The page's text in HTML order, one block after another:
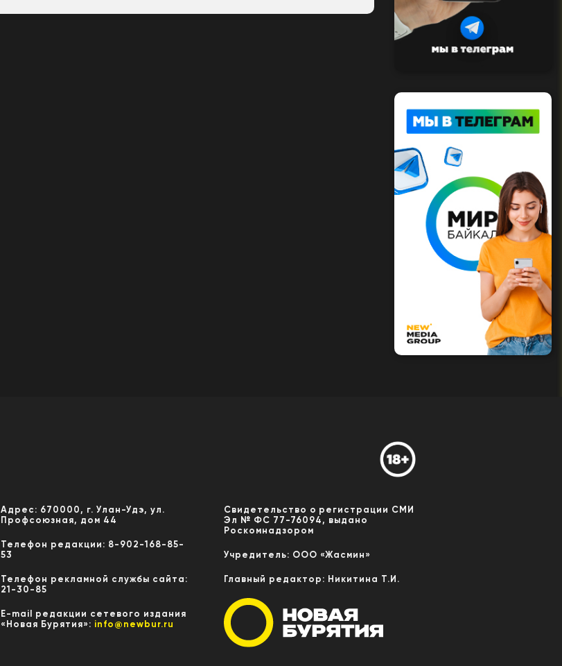
Адрес: 670000, г. Улан-Удэ, ул.
Профсоюзная, дом 44
Телефон редакции: 8-902-168-85-
53
Телефон рекламной службы сайта:
21-30-85
E-mail редакции сетевого издания
«Новая Бурятия»: info@newbur.ru
Свидетельство о регистрации СМИ
Эл № ФС 77-76094, выдано
Роскомнадзором
Учредитель: ООО «Жасмин»
Главный редактор: Никитина Т.И.